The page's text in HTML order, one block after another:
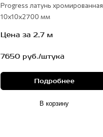
Progress латунь хромированная
10х10х2700 мм
Цена за 2,7 м
7650 руб./штука
Подробнее
В корзину